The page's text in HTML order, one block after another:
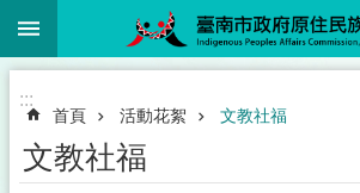
跳到主要內容區塊
:::
首頁 活動花絮 文教社福
文教社福